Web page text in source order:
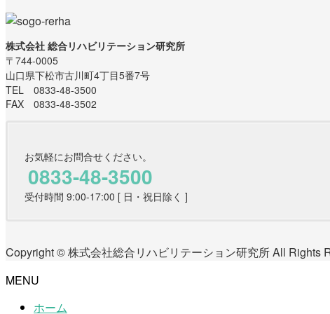
株式会社 総合リハビリテーション研究所
〒744-0005
山口県下松市古川町4丁目5番7号
TEL 0833-48-3500
FAX 0833-48-3502
お気軽にお問合せください。
0833-48-3500
受付時間 9:00-17:00 [ 日・祝日除く ]
Copyright © 株式会社総合リハビリテーション研究所 All Rights
MENU
ホーム